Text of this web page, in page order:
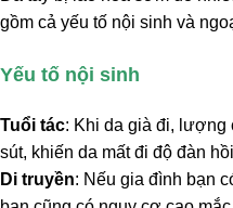
gồm cả yếu tố nội sinh và
Yếu tố nội sinh
Tuổi tác: Khi da già đi, lượng
sút, khiến da mất đi độ đàn
Di truyền: Nếu gia đình bạn